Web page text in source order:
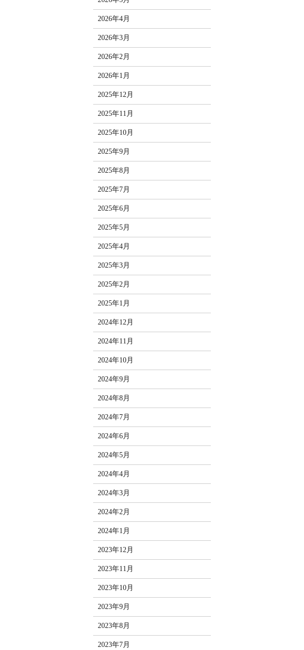
2026年4月
2026年3月
2026年2月
2026年1月
2025年12月
2025年11月
2025年10月
2025年9月
2025年8月
2025年7月
2025年6月
2025年5月
2025年4月
2025年3月
2025年2月
2025年1月
2024年12月
2024年11月
2024年10月
2024年9月
2024年8月
2024年7月
2024年6月
2024年5月
2024年4月
2024年3月
2024年2月
2024年1月
2023年12月
2023年11月
2023年10月
2023年9月
2023年8月
2023年7月